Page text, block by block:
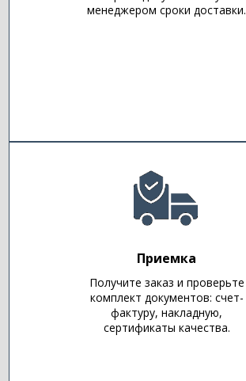
менеджером сроки доставки.
Приемка
Получите заказ и проверьте
комплект документов: счет-
фактуру, накладную,
сертификаты качества.